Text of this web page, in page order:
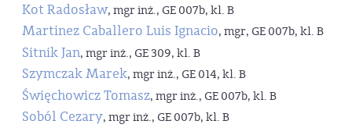
Kot Radosław, mgr inż., GE 007b, kl. B
Martinez Caballero Luis Ignacio, mgr, GE 007b, kl. B
Sitnik Jan, mgr inż., GE 309, kl. B
Szymczak Marek, mgr inż., GE 014, kl. B
Święchowicz Tomasz, mgr inż., GE 007b, kl. B
Soból Cezary, mgr inż., GE 007b, kl. B